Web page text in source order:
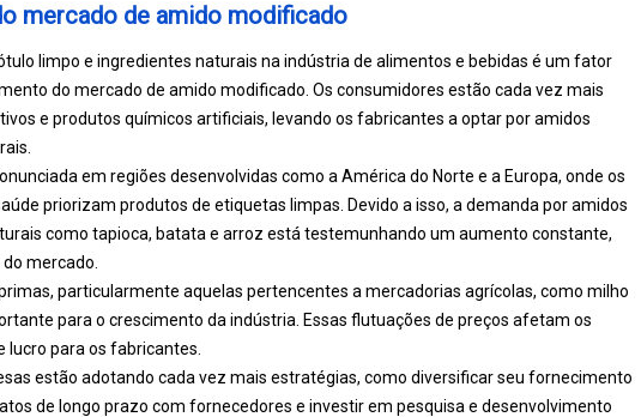
mercado de amido modificado
limpo e ingredientes naturais na indústria de alimentos e bebidas é um fator
do mercado de amido modificado. Os consumidores estão cada vez mais
e produtos químicos artificiais, levando os fabricantes a optar por amidos
em regiões desenvolvidas como a América do Norte e a Europa, onde os
priorizam produtos de etiquetas limpas. Devido a isso, a demanda por amidos
como tapioca, batata e arroz está testemunhando um aumento constante,
mercado.
particularmente aquelas pertencentes a mercadorias agrícolas, como milho
para o crescimento da indústria. Essas flutuações de preços afetam os
lucro para os fabricantes.
estão adotando cada vez mais estratégias, como diversificar seu fornecimento
de longo prazo com fornecedores e investir em pesquisa e desenvolvimento